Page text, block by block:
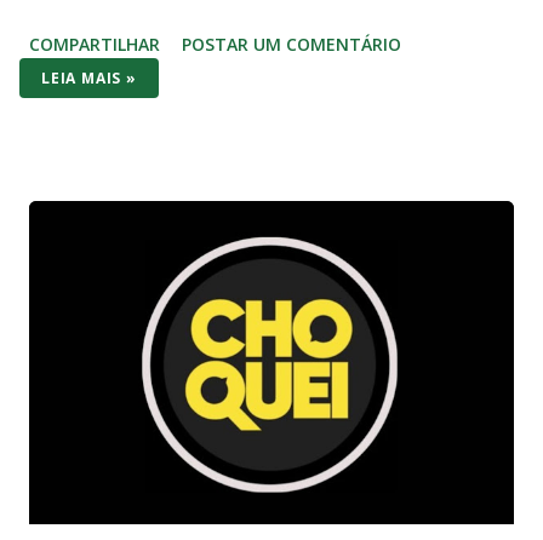
original de 2017) aparece em promoções ainda mais baixas,
na casa dos R$ 2.000 com jogo incluso. No bolso brasileiro,
com centenas de AAA (Forza, Starfield, Call of Duty) e futuro-
proof pra 2026. O Switch 1 roda em 1080p dock/720p
handheld e o OLED melhora a tela com cores vibrantes e
pretos profundos – mas gráficos de 2017. A diferença? O
Switch é portátil de verdade: você joga no sofá, no ônibus ou
na cama. Series S é só TV. Se você quer Mario, Pokémon
Scarlet/Violet, Zelda Tears of the Kingd...
COMPARTILHAR POSTAR UM COMENTÁRIO
LEIA MAIS »